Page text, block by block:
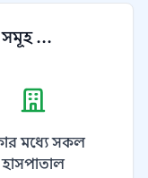
সমূহ ...
মধ্যে সকল
হাসপাতাল